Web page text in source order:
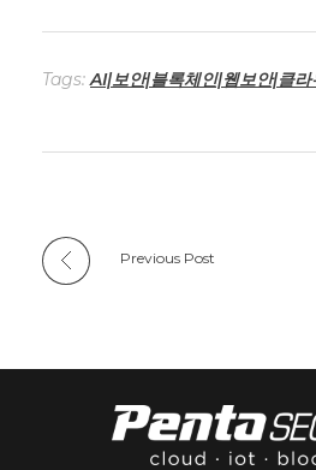
Tags:AI|보안|블록체인|웹보안|클라
Previous Post